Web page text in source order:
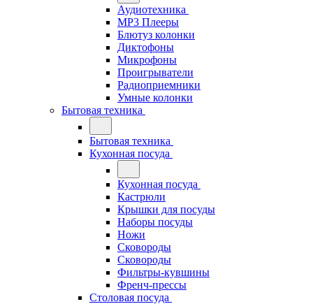
Аудиотехника
MP3 Плееры
Блютуз колонки
Диктофоны
Микрофоны
Проигрыватели
Радиоприемники
Умные колонки
Бытовая техника
Бытовая техника
Кухонная посуда
Кухонная посуда
Кастрюли
Крышки для посуды
Наборы посуды
Ножи
Сковороды
Сковороды
Фильтры-кувшины
Френч-прессы
Столовая посуда